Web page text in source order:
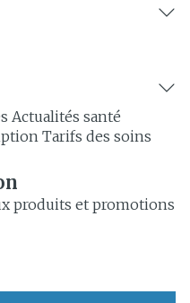
Actualités santé
Tarifs des soins
produits et promotions